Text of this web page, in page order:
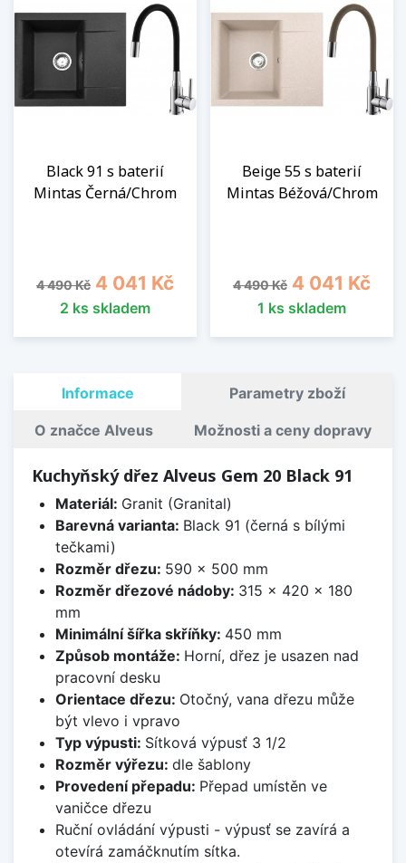
Black 91 s baterií
Mintas Černá/Chrom
Běžná cena
4 490 Kč Cena
4 041 Kč
2 ks skladem
Beige 55 s baterií
Mintas Béžová/Chrom
Běžná cena
4 490 Kč Cena
4 041 Kč
1 ks skladem
Informace Parametry zboží
O značce Alveus Možnosti a ceny dopravy
Kuchyňský dřez Alveus Gem 20 Black 91
Materiál: Granit (Granital)
Barevná varianta: Black 91 (černá s bílými
tečkami)
Rozměr dřezu: 590 x 500 mm
Rozměr dřezové nádoby: 315 x 420 x 180
mm
Minimální šířka skříňky: 450 mm
Způsob montáže: Horní, dřez je usazen nad
pracovní desku
Orientace dřezu: Otočný, vana dřezu může
být vlevo i vpravo
Typ výpusti: Sítková výpusť 3 1/2
Rozměr výřezu: dle šablony
Provedení přepadu: Přepad umístěn ve
vaničce dřezu
Ruční ovládání výpusti - výpusť se zavírá a
otevírá zamáčknutím sítka.